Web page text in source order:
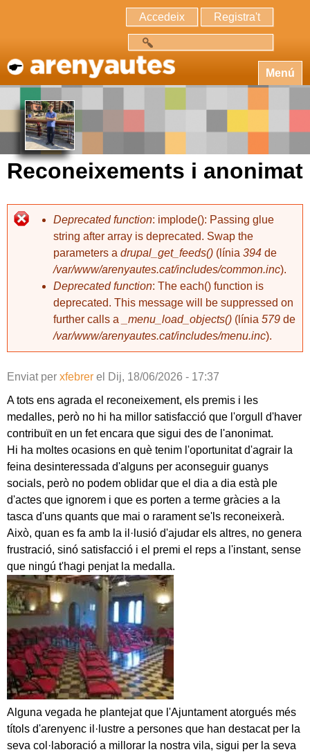
Accedeix Registra't
Menú
Reconeixements i anonimat
Deprecated function: implode(): Passing glue
string after array is deprecated. Swap the
parameters a drupal_get_feeds() (línia 394 de
/var/www/arenyautes.cat/includes/common.inc).
Deprecated function: The each() function is
deprecated. This message will be suppressed on
further calls a
_menu_load_objects() (línia 579 de
/var/www/arenyautes.cat/includes/menu.inc).
Enviat per xfebrer el
Dij, 18/06/2026 - 17:37
A tots ens agrada el reconeixement, els premis i les
medalles, però no hi ha millor satisfacció que l'orgull d'haver
contribuït en un fet encara que sigui des de l'anonimat.
Hi ha moltes ocasions en què tenim l'oportunitat d'agrair la
feina desinteressada d'alguns per aconseguir guanys
socials, però no podem oblidar que el dia a dia està ple
d'actes que ignorem i que es porten a terme gràcies a la
tasca d'uns quants que mai o rarament se'ls reconeixerà.
Això, quan es fa amb la il·lusió d'ajudar els altres, no genera
frustració, sinó satisfacció i el premi el reps a l'instant, sense
que ningú t'hagi penjat la medalla.
Alguna vegada he plantejat que l'Ajuntament atorgués més
títols d'arenyenc il·lustre a persones que han destacat per la
seva col·laboració a millorar la nostra vila, sigui per la seva